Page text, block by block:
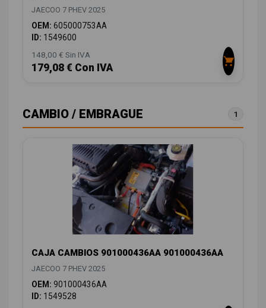
JAECOO 7 PHEV 2025
OEM: 605000753AA
ID: 1549600
148,00 € Sin IVA
179,08 € Con IVA
CAMBIO / EMBRAGUE 1
CAJA CAMBIOS 901000436AA 901000436AA
JAECOO 7 PHEV 2025
OEM: 901000436AA
ID: 1549528